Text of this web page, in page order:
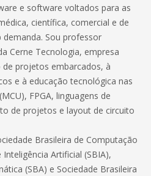
e software voltados para as
científica, comercial e de
Sou professor
Cerne Tecnologia, empresa
projetos embarcados, à
e à educação tecnológica nas
FPGA, linguagens de
de projetos e layout de circuito
Brasileira de Computação
Artificial (SBIA),
(SBA) e Sociedade Brasileira